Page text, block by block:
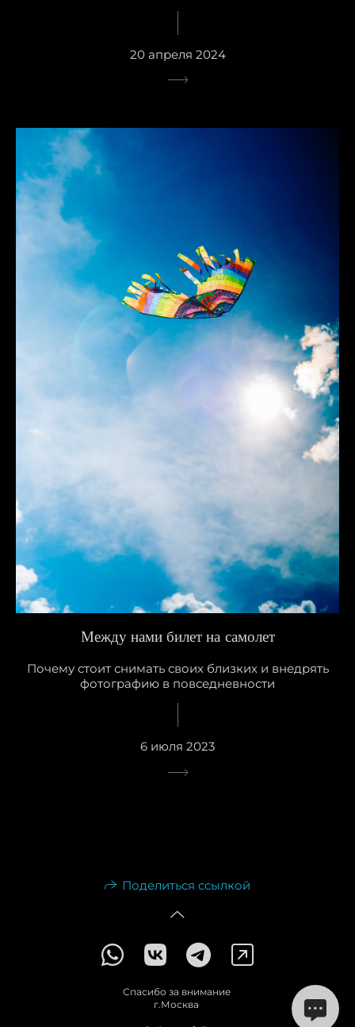
20 апреля 2024
Между нами билет на самолет
Почему стоит снимать своих близких и внедрять
фотографию в повседневности
6 июля 2023
Поделиться ссылкой
Спасибо за внимание
г.Москва